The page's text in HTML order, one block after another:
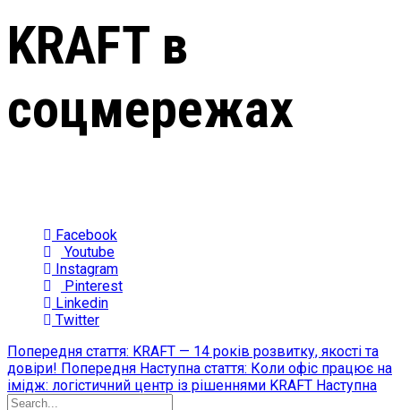
KRAFT в
соцмережах
Facebook
Youtube
Instagram
Pinterest
Linkedin
Twitter
Попередня стаття: KRAFT — 14 років розвитку, якості та
довіри! Попередня Наступна стаття: Коли офіс працює на
імідж: логістичний центр із рішеннями KRAFT Наступна